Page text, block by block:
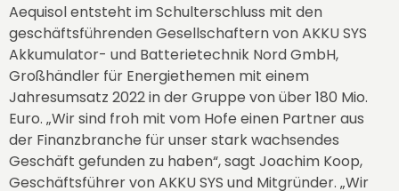
Aequisol entsteht im Schulterschluss mit den
geschäftsführenden Gesellschaftern vonAKKU SYS
Akkumulator- und Batterietechnik Nord GmbH,
Großhändler für Energiethemen mit einem
Jahresumsatz 2022 in der Gruppe von über 180 Mio.
Euro. „Wir sind froh mit vom Hofe einen Partner aus
der Finanzbranche für unser stark wachsendes
Geschäft gefunden zu haben“, sagt Joachim Koop,
Geschäftsführer vonAKKU SYS und Mitgründer. „Wir